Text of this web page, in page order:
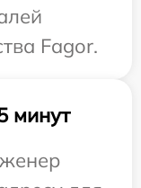
Fagor.
минут